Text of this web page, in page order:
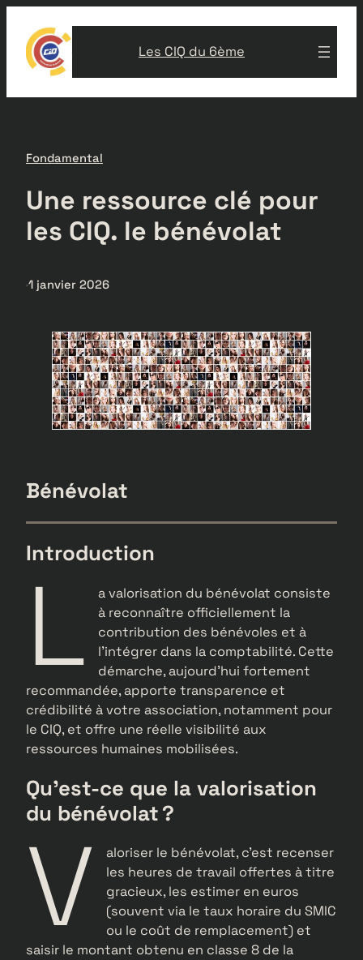
contenu
Les CIQ du 6ème
Fondamental
Une ressource clé pour
les CIQ. le bénévolat
·1 janvier 2026
Bénévolat
Introduction
L
a valorisation du bénévolat consiste
à reconnaître officiellement la
contribution des bénévoles et à
l’intégrer dans la comptabilité. Cette
démarche, aujourd’hui fortement
recommandée, apporte transparence et
crédibilité à votre association, notamment pour
le CIQ, et offre une réelle visibilité aux
ressources humaines mobilisées.
Qu’est-ce que la valorisation
du bénévolat ?
V
aloriser le bénévolat, c’est recenser
les heures de travail offertes à titre
gracieux, les estimer en euros
(souvent via le taux horaire du SMIC
ou le coût de remplacement) et
saisir le montant obtenu en classe 8 de la